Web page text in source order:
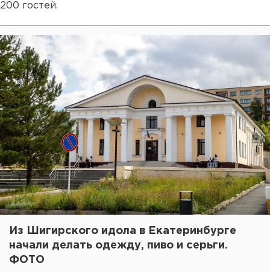
200 гостей.
Из Шигирского идола в Екатеринбурге
начали делать одежду, пиво и серьги.
ФОТО